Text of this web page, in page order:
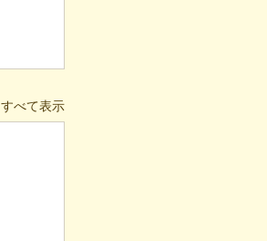
すべて表示